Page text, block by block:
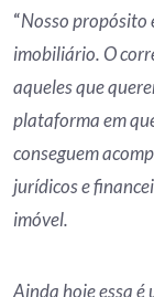
“Nosso propósito
imobiliário. O
aqueles que
plataforma em
conseguem
jurídicos e
imóvel.
Ainda hoje essa